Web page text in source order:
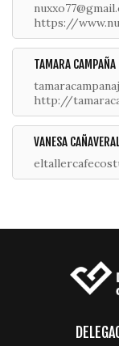
https://
TAMARA CAMPAÑA
http://
VANESA